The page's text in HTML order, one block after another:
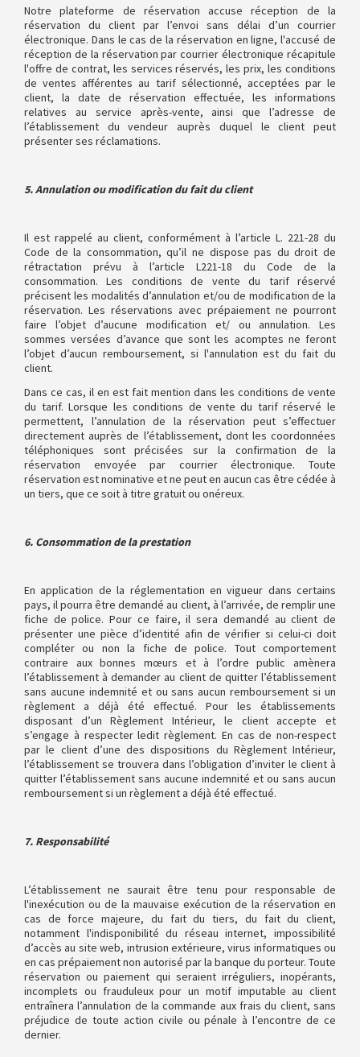
Notre plateforme de réservation accuse réception de la
réservation du client par l’envoi sans délai d’un courrier
électronique. Dans le cas de la réservation en ligne, l'accusé de
réception de la réservation par courrier électronique récapitule
l'offre de contrat, les services réservés, les prix, les conditions
de ventes afférentes au tarif sélectionné, acceptées par le
client, la date de réservation effectuée, les informations
relatives au service après-vente, ainsi que l’adresse de
l’établissement du vendeur auprès duquel le client peut
présenter ses réclamations.
5. Annulation ou modification du fait du client
Il est rappelé au client, conformément à l’article L. 221-28 du
Code de la consommation, qu’il ne dispose pas du droit de
rétractation prévu à l’article L221-18 du Code de la
consommation. Les conditions de vente du tarif réservé
précisent les modalités d’annulation et/ou de modification de la
réservation. Les réservations avec prépaiement ne pourront
faire l’objet d’aucune modification et/ ou annulation. Les
sommes versées d’avance que sont les acomptes ne feront
l’objet d’aucun remboursement, si l'annulation est du fait du
client.
Dans ce cas, il en est fait mention dans les conditions de vente
du tarif. Lorsque les conditions de vente du tarif réservé le
permettent, l’annulation de la réservation peut s’effectuer
directement auprès de l’établissement, dont les coordonnées
téléphoniques sont précisées sur la confirmation de la
réservation envoyée par courrier électronique. Toute
réservation est nominative et ne peut en aucun cas être cédée à
un tiers, que ce soit à titre gratuit ou onéreux.
6. Consommation de la prestation
En application de la réglementation en vigueur dans certains
pays, il pourra être demandé au client, à l’arrivée, de remplir une
fiche de police. Pour ce faire, il sera demandé au client de
présenter une pièce d’identité afin de vérifier si celui-ci doit
compléter ou non la fiche de police. Tout comportement
contraire aux bonnes mœurs et à l’ordre public amènera
l’établissement à demander au client de quitter l’établissement
sans aucune indemnité et ou sans aucun remboursement si un
règlement a déjà été effectué. Pour les établissements
disposant d’un Règlement Intérieur, le client accepte et
s’engage à respecter ledit règlement. En cas de non-respect
par le client d’une des dispositions du Règlement Intérieur,
l’établissement se trouvera dans l’obligation d’inviter le client à
quitter l’établissement sans aucune indemnité et ou sans aucun
remboursement si un règlement a déjà été effectué.
7. Responsabilité
L’établissement ne saurait être tenu pour responsable de
l'inexécution ou de la mauvaise exécution de la réservation en
cas de force majeure, du fait du tiers, du fait du client,
notamment l'indisponibilité du réseau internet, impossibilité
d’accès au site web, intrusion extérieure, virus informatiques ou
en cas prépaiement non autorisé par la banque du porteur. Toute
réservation ou paiement qui seraient irréguliers, inopérants,
incomplets ou frauduleux pour un motif imputable au client
entraînera l’annulation de la commande aux frais du client, sans
préjudice de toute action civile ou pénale à l’encontre de ce
dernier.